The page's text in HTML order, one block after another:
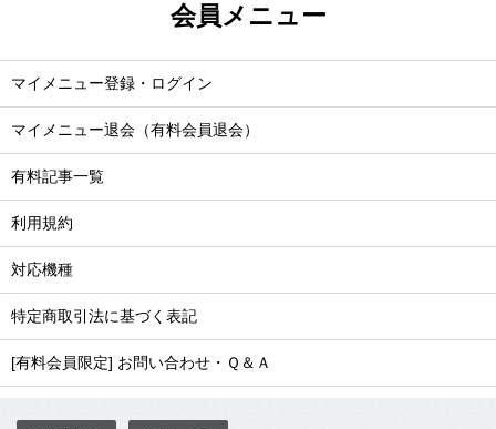
会員メニュー
マイメニュー登録・ログイン
マイメニュー退会（有料会員退会）
有料記事一覧
利用規約
対応機種
特定商取引法に基づく表記
[有料会員限定] お問い合わせ・Ｑ＆Ａ